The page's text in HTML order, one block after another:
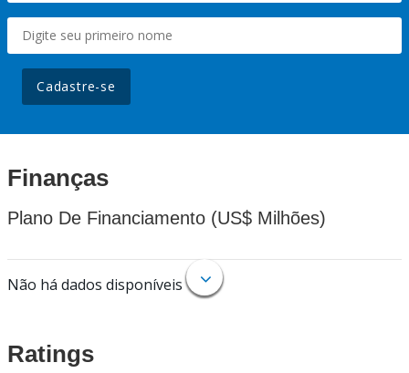
Cadastre-se
Finanças
Plano De Financiamento (US$ Milhões)
Não há dados disponíveis
Ratings